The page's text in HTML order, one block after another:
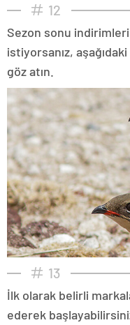
12
Sezon sonu
istiyorsanız,
göz atın.
13
İlk olarak belirli
ederek